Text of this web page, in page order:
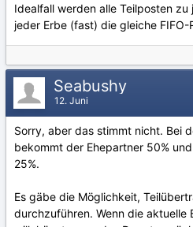
Idealfall werden alle Teilposten
jeder Erbe (fast) die gleiche
Seabushy
12. Juni
Sorry, aber das stimmt nicht. Bei
bekommt der Ehepartner 50%
25%.
Es gäbe die Möglichkeit,
durchzuführen. Wenn die aktuelle